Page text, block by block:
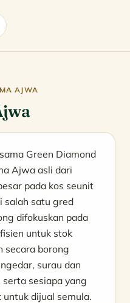
AJWA
Green Diamond
Ajwa asli dari
pada kos seunit
salah satu gred
difokuskan pada
untuk stok
secara borong
surau dan
sesiapa yang
dijual semula.